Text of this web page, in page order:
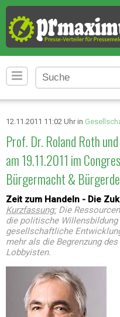
12.11.2011 11:02 Uhr in
Prof. Dr. Roland Roth
am 19.11.2011 im
Bürgermacht &
Zeit zum Handeln - Die
Kurzfassung:Die
die politische Willensbildung
gesellschaftliche
mehr als die Begrenzung
Lobbyisten.